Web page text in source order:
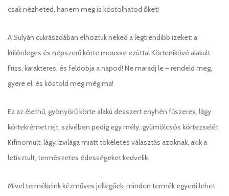
csak nézheted, hanem meg is kóstolhatod őket!
A Sulyán cukrászdában elhoztuk neked a legtrendibb ízeket: a
különleges és népszerű körte mousse ezúttal Körtenikővé alakult.
Friss, karakteres, és feldobja a napod! Ne maradj le – rendeld meg,
gyere el, és kóstold meg még ma!
Ez az élethű, gyönyörű körte alakú desszert enyhén fűszeres, lágy
körtekrémet rejt, szívében pedig egy mély, gyümölcsös körtezselét.
Kifinomult, lágy ízvilága miatt tökéletes választás azoknak, akik a
letisztult, természetes édességeket kedvelik.
Mivel termékeink kézműves jellegűek, minden termék egyedi lehet